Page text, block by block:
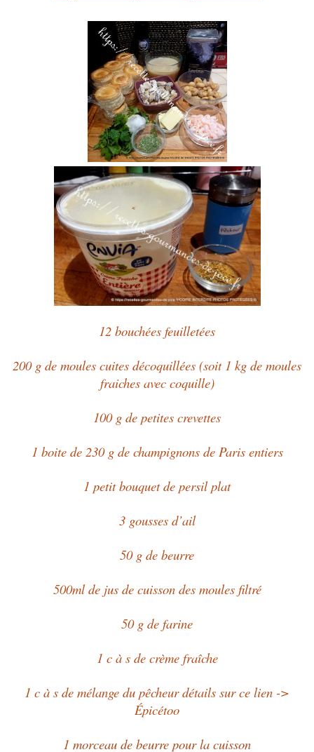
12 bouchées feuilletées
200 g de moules cuites décoquillées (soit 1 kg de moules
fraiches avec coquille)
100 g de petites crevettes
1 boite de 230 g de champignons de Paris entiers
1 petit bouquet de persil plat
3 gousses d’ail
50 g de beurre
500ml de jus de cuisson des moules filtré
50 g de farine
1 c à s de crème fraîche
1 c à s de mélange du pêcheur détails sur ce lien ->
Épicétoo
1 morceau de beurre pour la cuisson